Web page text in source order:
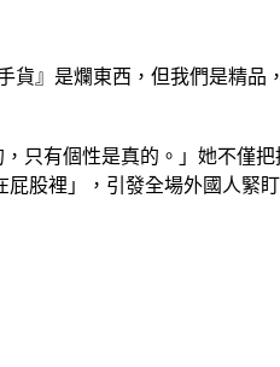
貨』是爛東西，但我們是精
只有個性是真的。」她不僅
股裡」，引發全場外國人緊